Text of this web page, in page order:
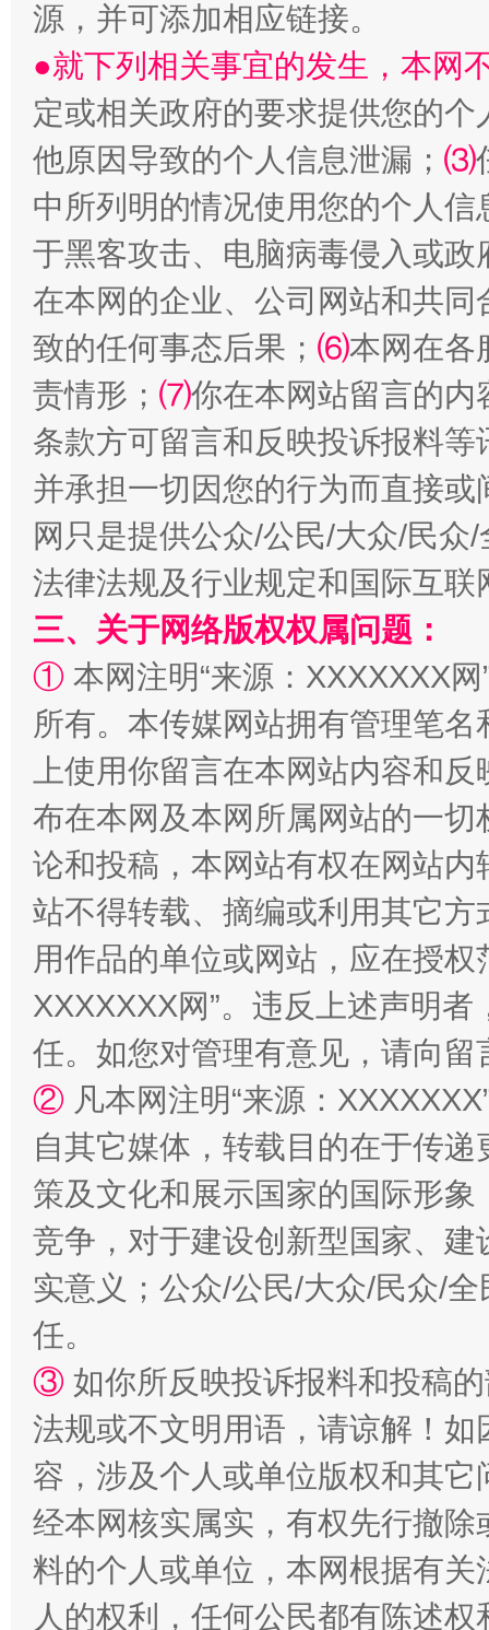
揭开“小金库”的免责幌子
受贿1.44亿！段成刚被判无期 从幼
全民健身五年计划来了！等你上场
阿坝州三大球赛在茂县开幕 规模
国家大学科技园优化重塑工作
源，并可添加相应链接。
●就下列相关事宜的发生，本网
定或相关政府的要求提供您的个
他原因导致的个人信息泄漏； ⑶
中所列明的情况使用您的个人
于黑客攻击、电脑病毒侵入或
在本网的企业、公司网站和共
致的任何事态后果； ⑹本网在各
责情形； ⑺你在本网站留言的内
条款方可留言和反映投诉报料
并承担一切因您的行为而直接
网只是提供公众/公民/大众/民
法律法规及行业规定和国际互
三、关于网络版权权属问题：
① 本网注明“来源：XXXXXXX
所有。本传媒网站拥有管理笔
上使用你留言在本网站内容和
布在本网及本网所属网站的一
论和投稿，本网站有权在网站
站不得转载、摘编或利用其它
用作品的单位或网站，应在授
XXXXXXX网”。违反上述声明
任。如您对管理有意见，请向
② 凡本网注明“来源：
自其它媒体，转载目的在于传
策及文化和展示国家的国际形
竞争，对于建设创新型国家、
实意义；公众/公民/大众/民众/
任。
③ 如你所反映投诉报料和投稿
法规或不文明用语，请谅解！
容，涉及个人或单位版权和其它
经本网核实属实，有权先行撤
料的个人或单位，本网根据有
人的权利，任何公民都有陈述